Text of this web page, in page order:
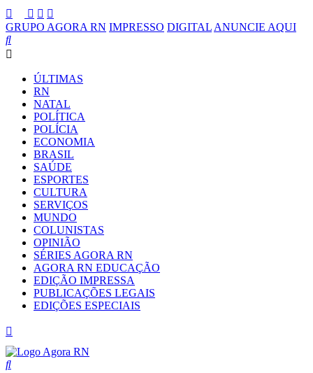
GRUPO AGORA RN IMPRESSO DIGITAL ANUNCIE AQUI
ÚLTIMAS
RN
NATAL
POLÍTICA
POLÍCIA
ECONOMIA
BRASIL
SAÚDE
ESPORTES
CULTURA
SERVIÇOS
MUNDO
COLUNISTAS
OPINIÃO
SÉRIES AGORA RN
AGORA RN EDUCAÇÃO
EDIÇÃO IMPRESSA
PUBLICAÇÕES LEGAIS
EDIÇÕES ESPECIAIS